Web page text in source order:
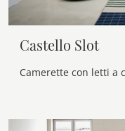
Castello Slot